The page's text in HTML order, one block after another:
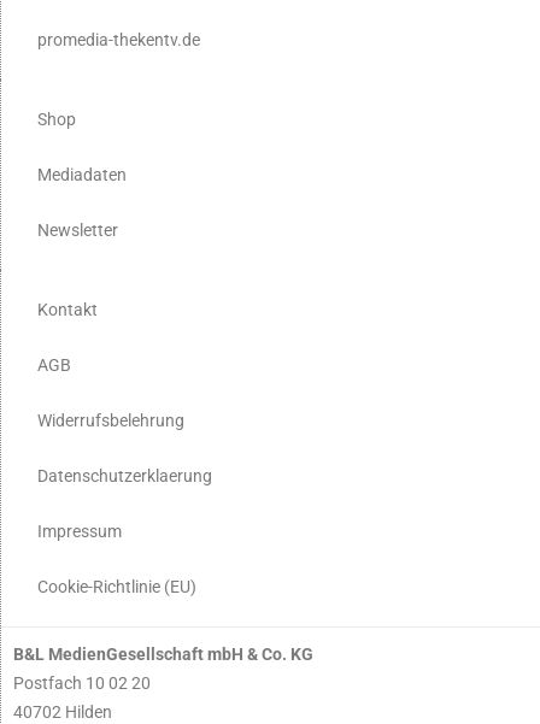
promedia-thekentv.de
Shop
Mediadaten
Newsletter
Kontakt
AGB
Widerrufsbelehrung
Datenschutzerklaerung
Impressum
Cookie-Richtlinie (EU)
B&L MedienGesellschaft mbH & Co. KG
Postfach 10 02 20
40702 Hilden